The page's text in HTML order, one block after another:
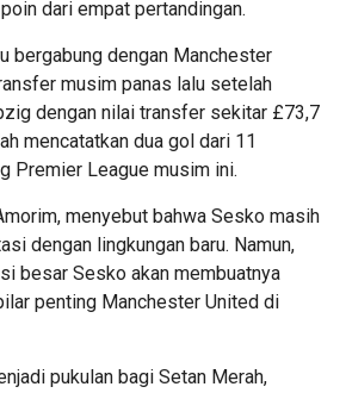
dari empat pertandingan.
bergabung dengan Manchester
musim panas lalu setelah
dengan nilai transfer sekitar £73,7
mencatatkan dua gol dari 11
Premier League musim ini.
menyebut bahwa Sesko masih
dengan lingkungan baru. Namun,
besar Sesko akan membuatnya
penting Manchester United di
pukulan bagi Setan Merah,